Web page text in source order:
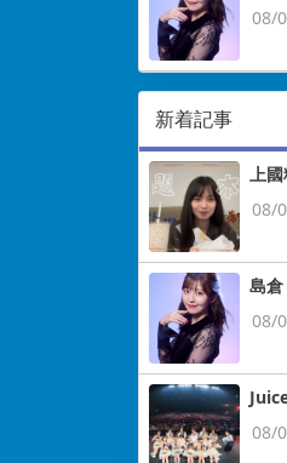
08/
新着記事
上
08/
島
08/
08/